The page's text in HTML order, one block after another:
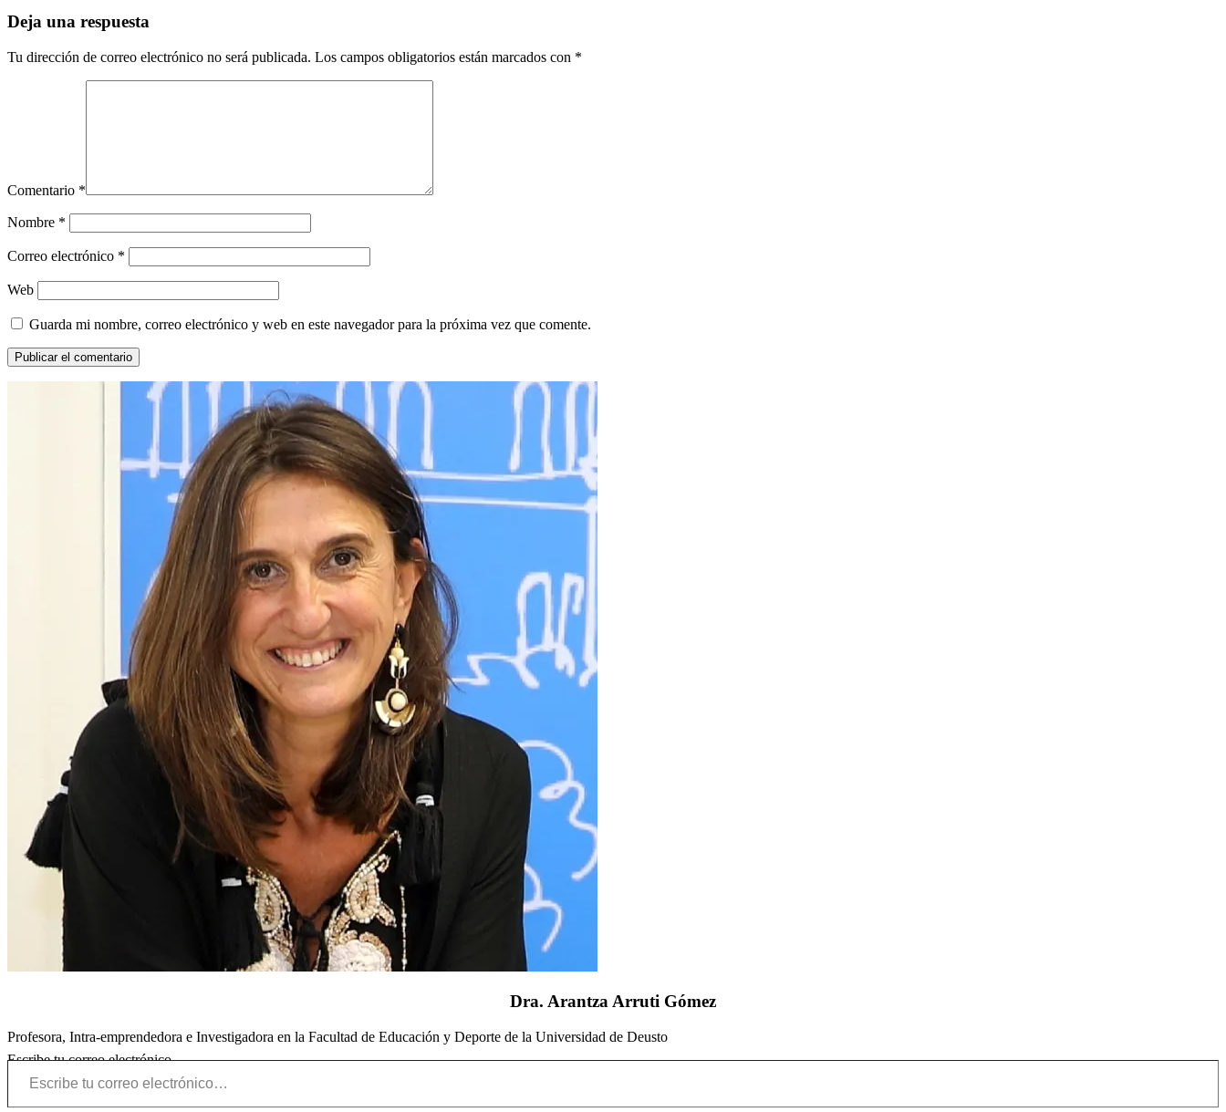
Deja una respuesta
Tu dirección de correo electrónico no será publicada. Los campos obligatorios están marcados con *
Comentario *
Nombre *
Correo electrónico *
Web
Guarda mi nombre, correo electrónico y web en este navegador para la próxima vez que comente.
Dra. Arantza Arruti Gómez
Profesora, Intra-emprendedora e Investigadora en la Facultad de Educación y Deporte de la Universidad de Deusto
Escribe tu correo electrónico…